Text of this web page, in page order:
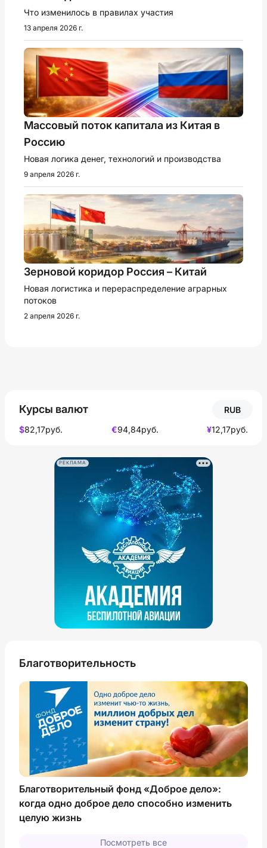
Что изменилось в правилах участия
13 апреля 2026 г.
Массовый поток капитала из Китая в
Россию
Новая логика денег, технологий и производства
9 апреля 2026 г.
Зерновой коридор Россия – Китай
Новая логистика и перераспределение аграрных
потоков
2 апреля 2026 г.
Курсы валют
RUB
$82,17руб. €94,84руб. ¥12,17руб.
РЕКЛАМА
Благотворительность
Благотворительный фонд «Доброе дело»:
когда одно доброе дело способно изменить
целую жизнь
Посмотреть все